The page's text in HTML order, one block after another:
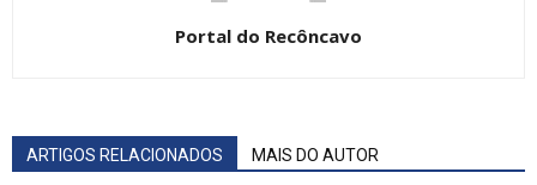
Portal do Recôncavo
ARTIGOS RELACIONADOS MAIS DO AUTOR